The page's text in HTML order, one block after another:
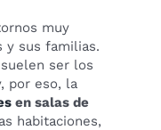
muy
y sus familias.
ser los
por eso, la
en salas de
habitaciones,